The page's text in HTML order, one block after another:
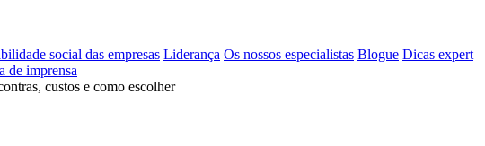
social das empresas Liderança Os nossos especialistas Blogue Dicas expert
de imprensa
custos e como escolher